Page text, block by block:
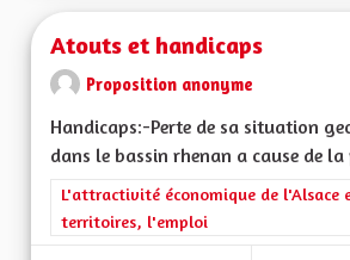
Atouts et handicaps
Proposition anonyme
Handicaps:-Perte de sa situation
dans le bassin rhenan a cause de la
Filtrer les résultats de la catégorie :
L'attractivité économique de l'Alsace
territoires, l'emploi